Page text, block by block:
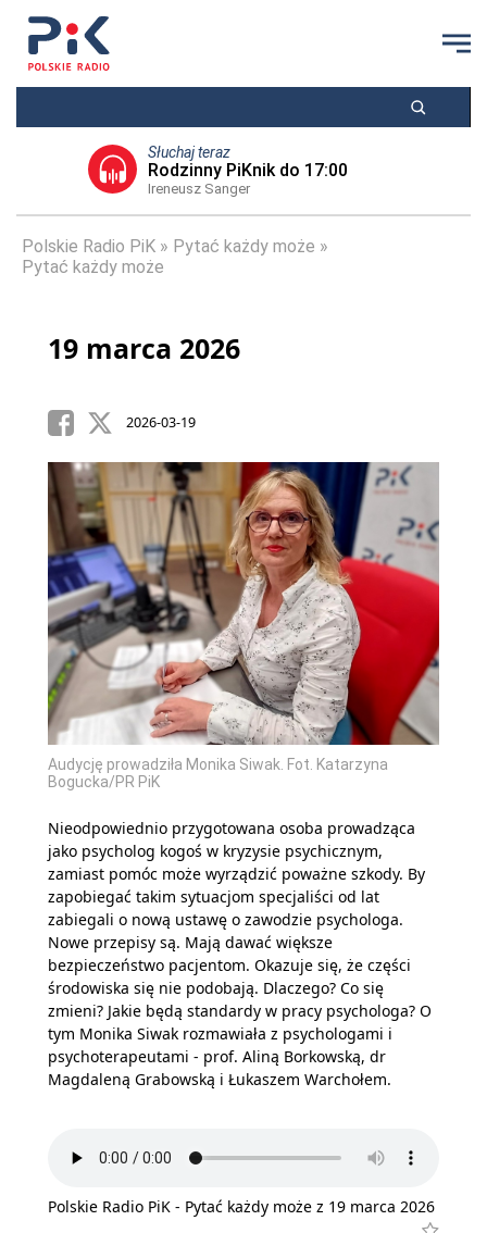
Słuchaj teraz
Rodzinny PiKnik do 17:00
Ireneusz Sanger
Polskie Radio PiK
Pytać każdy może
Pytać każdy może
19 marca 2026
2026-03-19
Audycję prowadziła Monika Siwak. Fot. Katarzyna
Bogucka/PR PiK
Nieodpowiednio przygotowana osoba prowadząca
jako psycholog kogoś w kryzysie psychicznym,
zamiast pomóc może wyrządzić poważne szkody. By
zapobiegać takim sytuacjom specjaliści od lat
zabiegali o nową ustawę o zawodzie psychologa.
Nowe przepisy są. Mają dawać większe
bezpieczeństwo pacjentom. Okazuje się, że części
środowiska się nie podobają. Dlaczego? Co się
zmieni? Jakie będą standardy w pracy psychologa? O
tym Monika Siwak rozmawiała z psychologami i
psychoterapeutami - prof. Aliną Borkowską, dr
Magdaleną Grabowską i Łukaszem Warchołem.
Polskie Radio PiK - Pytać każdy może z 19 marca 2026